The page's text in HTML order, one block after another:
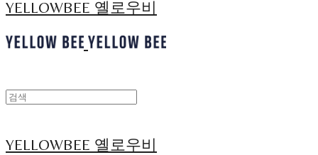
YELLOWBEE 옐로우비
YELLOWBEE 옐로우비